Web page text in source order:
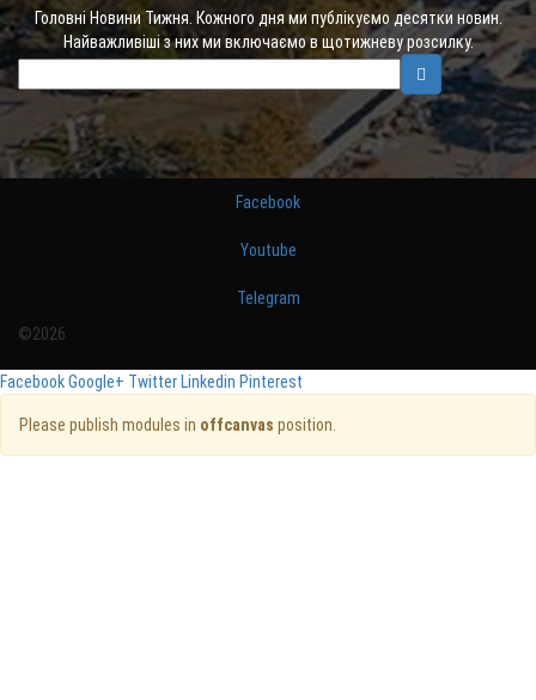
Головні Новини Тижня. Кожного дня ми публікуємо десятки новин.
Найважливіші з них ми включаємо в щотижневу розсилку.
Facebook
Youtube
Telegram
©2026
FacebookGoogle+ Twitter Linkedin Pinterest
Please publish modules in offcanvas position.